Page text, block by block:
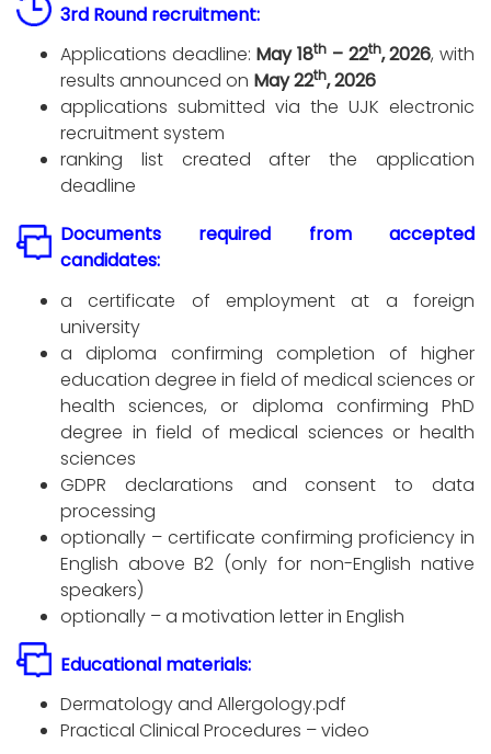
3rd Round recruitment:
Applications deadline: May 18th – 22th, 2026, with
results announced on May 22th, 2026
applications submitted via the UJK electronic
recruitment system
ranking list created after the application
deadline
Documents required from accepted
candidates:
a certificate of employment at a foreign
university
a diploma confirming completion of higher
education degree in field of medical sciences or
health sciences, or diploma confirming PhD
degree in field of medical sciences or health
sciences
GDPR declarations and consent to data
processing
optionally – certificate confirming proficiency in
English above B2 (only for non-English native
speakers)
optionally – a motivation letter in English
Educational materials:
Dermatology and Allergology.pdf
Practical Clinical Procedures – video